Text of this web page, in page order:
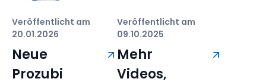
Veröffentlicht am
20.01.2026
Neue
Prozubi
Veröffentlicht am
09.10.2025
Mehr
Videos,